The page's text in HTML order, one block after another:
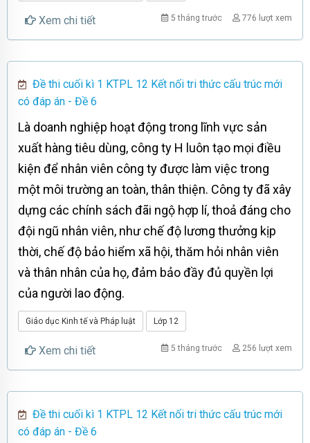
Xem chi tiết 776 lượt xem
5 tháng trước
Đề thi cuối kì 1 KTPL 12 Kết nối tri thức cấu trúc mới
có đáp án - Đề 6
Là doanh nghiệp hoạt động trong lĩnh vực sản
xuất hàng tiêu dùng, công ty H luôn tạo mọi điều
kiện để nhân viên công ty được làm việc trong
một môi trường an toàn, thân thiện. Công ty đã xây
dựng các chính sách đãi ngộ hợp lí, thoả đáng cho
đội ngũ nhân viên, như chế độ lương thưởng kịp
thời, chế độ bảo hiểm xã hội, thăm hỏi nhân viên
và thân nhân của họ, đảm bảo đầy đủ quyền lợi
của người lao động.
Giáo dục Kinh tế và Pháp luật Lớp 12
Xem chi tiết 256 lượt xem
5 tháng trước
Đề thi cuối kì 1 KTPL 12 Kết nối tri thức cấu trúc mới
có đáp án - Đề 6